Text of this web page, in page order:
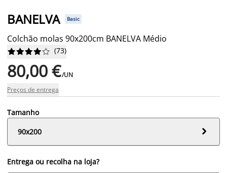
BANELVA Basic
Colchão molas 90x200cm BANELVA Médio





 (73)
80,00 €/UN
Preços de entrega
Tamanho
90x200

Entrega ou recolha na loja?